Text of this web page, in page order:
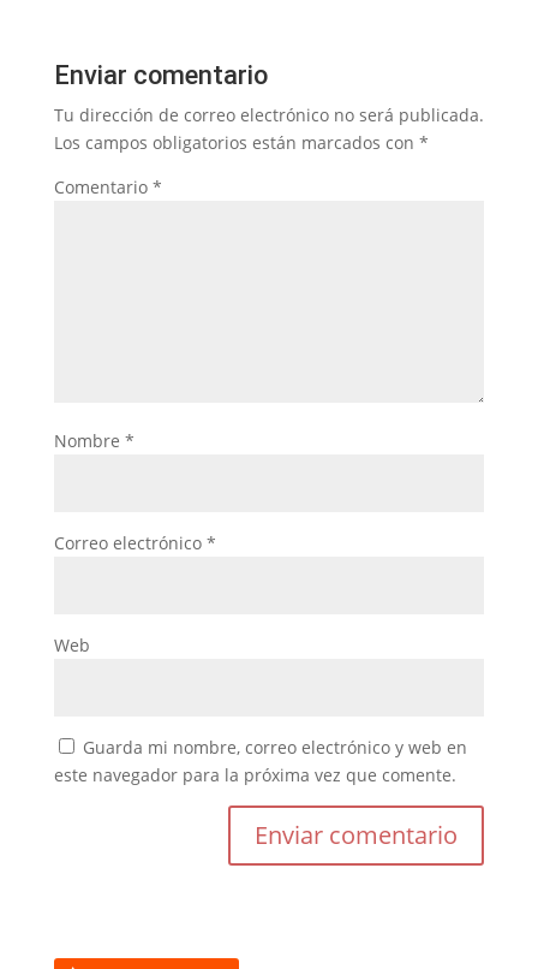
Enviar comentario
Tu dirección de correo electrónico no será publicada.
Los campos obligatorios están marcados con *
Comentario *
Nombre *
Correo electrónico *
Web
Guarda mi nombre, correo electrónico y web en
este navegador para la próxima vez que comente.